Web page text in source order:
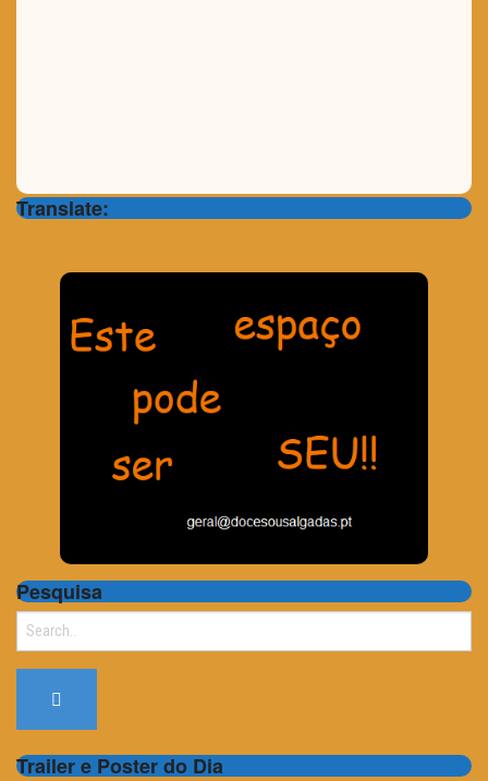
Translate:
Pesquisa
Search
Trailer e Poster do Dia